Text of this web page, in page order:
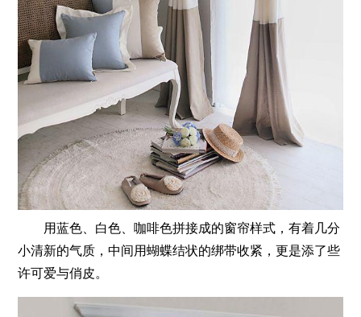
用蓝色、白色、咖啡色拼接成的窗帘样式，有着几分
小清新的气质，中间用蝴蝶结状的绑带收紧，更是添了些
许可爱与俏皮。